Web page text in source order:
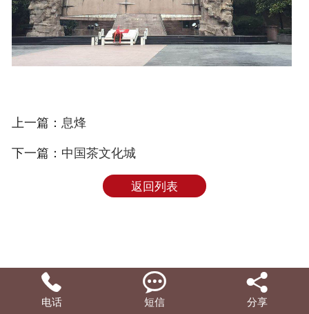
上一篇： 息烽
下一篇： 中国茶文化城
返回列表

电话

短信

分享